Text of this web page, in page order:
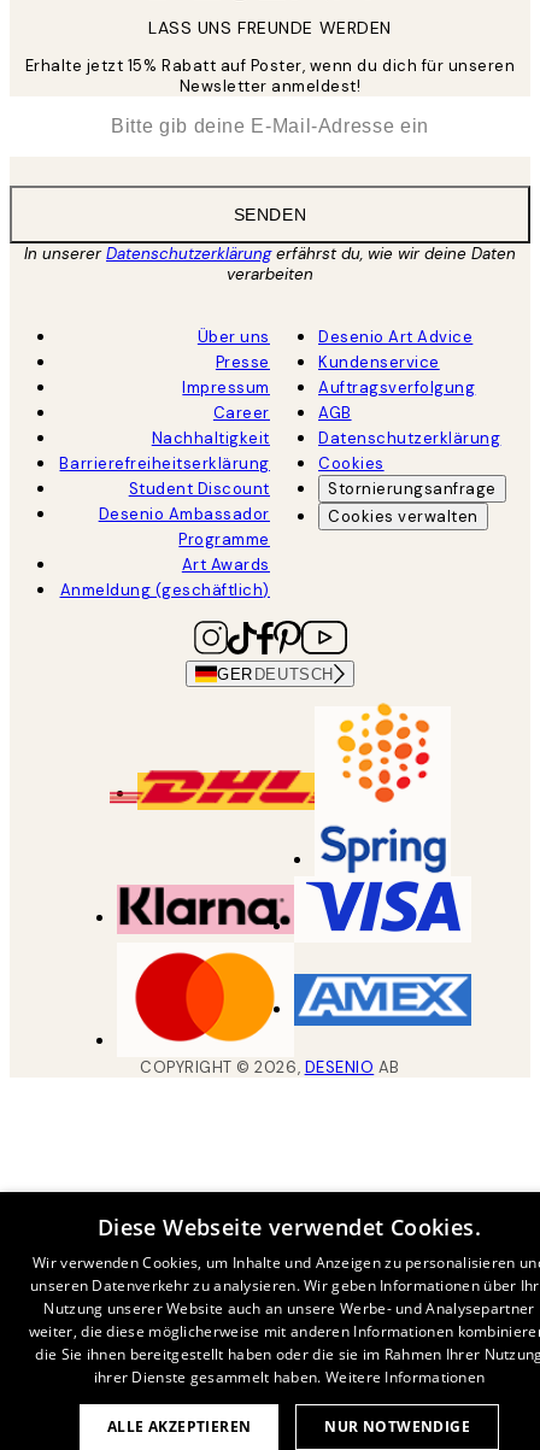
LASS UNS FREUNDE WERDEN
Erhalte jetzt 15% Rabatt auf Poster, wenn du dich für unseren
Newsletter anmeldest!
SENDEN
In unsererDatenschutzerklärungerfährst du, wie wir deine Daten
verarbeiten
Über uns
Presse
Impressum
Career
Nachhaltigkeit
Barrierefreiheitserklärung
Student Discount
Desenio Ambassador
Programme
Art Awards
Anmeldung (geschäftlich)
Desenio Art Advice
Kundenservice
Auftragsverfolgung
AGB
Datenschutzerklärung
Cookies
Stornierungsanfrage
Cookies verwalten
GER DEUTSCH
COPYRIGHT ©2026, DESENIO AB
Diese Webseite verwendet Cookies.
Wir verwenden Cookies, um Inhalte und Anzeigen zu personalisieren
unseren Datenverkehr zu analysieren. Wir geben Informationen über
Nutzung unserer Website auch an unsere Werbe- und Analysepartner
weiter, die diese möglicherweise mit anderen Informationen
die Sie ihnen bereitgestellt haben oder die sie im Rahmen Ihrer
ihrer Dienste gesammelt haben. Weitere Informationen
ALLE AKZEPTIEREN NUR NOTWENDIGE